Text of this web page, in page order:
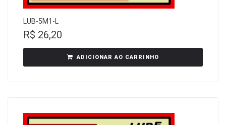
LUB-5M1-L
R$ 26,20
ADICIONAR AO CARRINHO